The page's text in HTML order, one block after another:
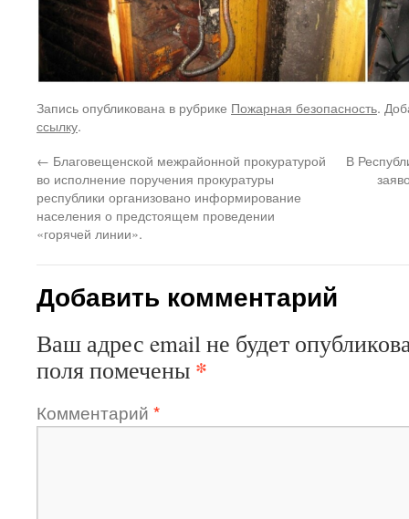
Запись опубликована в рубрике Пожарная безопасность.
ссылку.
← Благовещенской межрайонной прокуратурой
во исполнение поручения прокуратуры
республики организовано информирование
населения о предстоящем проведении
«горячей линии».
В
Добавить комментарий
Ваш адрес email не будет
поля помечены *
Комментарий *